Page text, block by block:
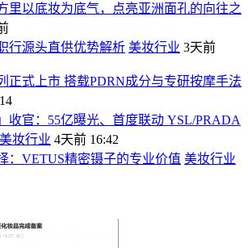
里以底妆为底气，点亮亚洲面孔的向往之
行源头直供优势解析 美妆行业 3天前
正式上市 搭载PDRN成分与专研按摩手法
收官：55亿曝光、首度联动 YSL/PRADA
美妆行业 4天前 16:42
：VETUS精密镊子的专业价值 美妆行业